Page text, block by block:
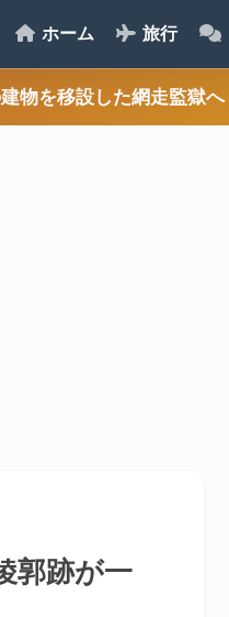
ホーム 旅行
物を移設した網走監獄へ
郭跡が一